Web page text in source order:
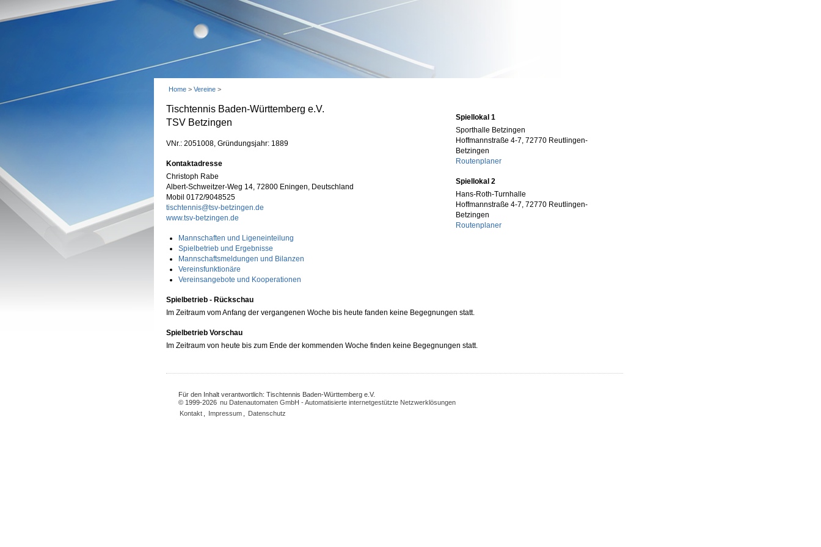
Home > Vereine >
Tischtennis Baden-Württemberg e.V.
TSV Betzingen
VNr.: 2051008, Gründungsjahr: 1889
Kontaktadresse
Christoph Rabe
Albert-Schweitzer-Weg 14, 72800 Eningen, Deutschland
Mobil 0172/9048525
tischtennis@tsv-betzingen.de
www.tsv-betzingen.de
Mannschaften und Ligeneinteilung
Spielbetrieb und Ergebnisse
Mannschaftsmeldungen und Bilanzen
Vereinsfunktionäre
Vereinsangebote und Kooperationen
Spiellokal 1
Sporthalle Betzingen
Hoffmannstraße 4-7, 72770 Reutlingen-
Betzingen
Routenplaner
Spiellokal 2
Hans-Roth-Turnhalle
Hoffmannstraße 4-7, 72770 Reutlingen-
Betzingen
Routenplaner
Spielbetrieb - Rückschau
Im Zeitraum vom Anfang der vergangenen Woche bis heute fanden keine Begegnungen statt.
Spielbetrieb Vorschau
Im Zeitraum von heute bis zum Ende der kommenden Woche finden keine Begegnungen statt.
Für den Inhalt verantwortlich: Tischtennis Baden-Württemberg e.V.
© 1999-2026 nu Datenautomaten GmbH - Automatisierte internetgestützte Netzwerklösungen
Kontakt
Impressum Datenschutz